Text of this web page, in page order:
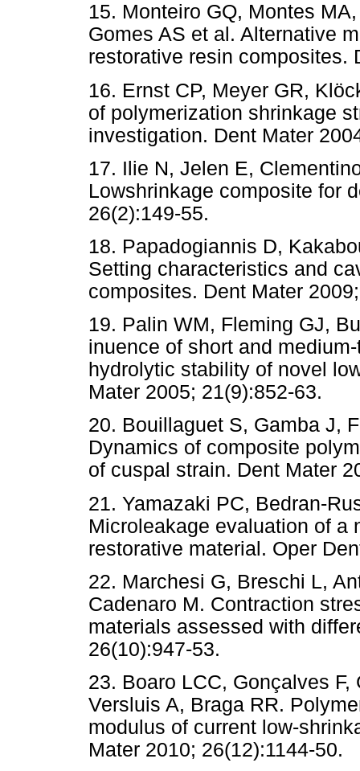
15. Monteiro GQ, Montes
Gomes AS et al. Alternative
restorative resin composites.
16. Ernst CP, Meyer GR,
of polymerization shrinkage
investigation. Dent Mater
17. Ilie N, Jelen E,
Lowshrinkage composite for
26(2):149-55.
18. Papadogiannis D,
Setting characteristics and
composites. Dent Mater
19. Palin WM, Fleming GJ,
inuence of short and
hydrolytic stability of novel
Mater 2005; 21(9):852-63.
20. Bouillaguet S, Gamba J,
Dynamics of composite
of cuspal strain. Dent Mater
21. Yamazaki PC, Bedran-
Microleakage evaluation of a
restorative material. Oper
22. Marchesi G, Breschi L,
Cadenaro M. Contraction
materials assessed with
26(10):947-53.
23. Boaro LCC, Gonçalves
Versluis A, Braga RR.
modulus of current low-
Mater 2010; 26(12):1144-50.